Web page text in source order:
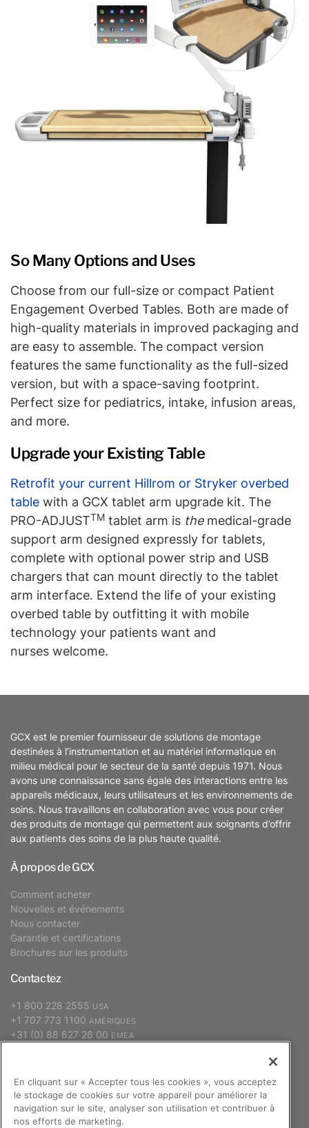
So Many Options and Uses
Choose from our full-size or compact Patient
Engagement Overbed Tables. Both are made of
high-quality materials in improved packaging and
are easy to assemble. The compact version
features the same functionality as the full-sized
version, but with a space-saving footprint.
Perfect size for pediatrics, intake, infusion areas,
and more.
Upgrade your Existing Table
Retrofit your current Hillrom or Stryker overbed
tablewith a GCX tablet arm upgrade kit. The
PRO-ADJUSTTM tablet arm is themedical-grade
support arm designed expressly for tablets,
complete with optional power strip and USB
chargers that can mount directly to the tablet
arm interface. Extend the life of your existing
overbed table by outfitting it with mobile
technology your patients want and
nurses welcome.
GCX est le premier fournisseur de solutions de montage
destinées à l’instrumentation et au matériel informatique en
milieu médical pour le secteur de la santé depuis 1971. Nous
avons une connaissance sans égale des interactions entre les
appareils médicaux, leurs utilisateurs et les environnements de
soins. Nous travaillons en collaboration avec vous pour créer
des produits de montage qui permettent aux soignants d’offrir
aux patients des soins de la plus haute qualité.
À propos de GCX
Comment acheter
Nouvelles et événements
Nous contacter
Garantie et certifications
Brochures sur les produits
Contactez
+1 800 228 2555 USA
+1 707 773 1100 AMÉRIQUES
+31 (0) 88 627 26 00 EMEA
S’abonner
En cliquant sur « Accepter tous les cookies », vous acceptez
le stockage de cookies sur votre appareil pour améliorer la
navigation sur le site, analyser son utilisation et contribuer à
nos efforts de marketing.